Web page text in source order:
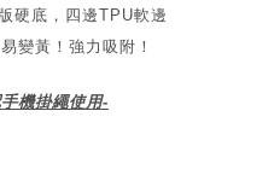
硬底，四邊TPU軟邊
變黃！ 強力吸附！
機掛繩使用-